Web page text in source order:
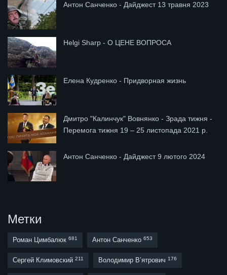
Антон Санченко - Дайджест 13 травня 2023
Helgi Sharp - О ЦЕНЕ ВОПРОСА
Елена Кудренко - Придворная жизнь
Дмитро "Калинчук" Вовнянко - Зрада тижня -
Перемога тижня 19 – 25 листопада 2021 р.
Антон Санченко - Дайджест 9 лютого 2024
Метки
Роман Цимбалюк 681 Антон Санченко 653
Сергей Климовский 211 Володимир В’ятрович 176